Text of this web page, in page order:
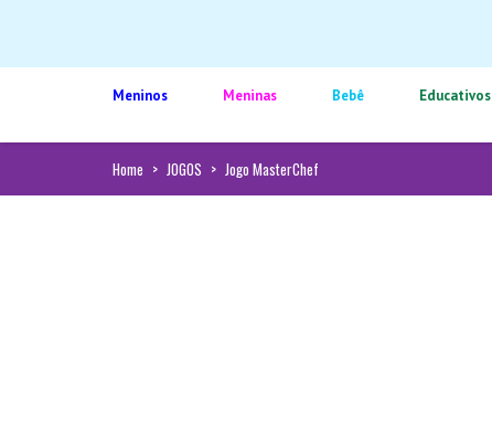
Meninos Meninas Bebê Educativos
Home > JOGOS > Jogo MasterChef